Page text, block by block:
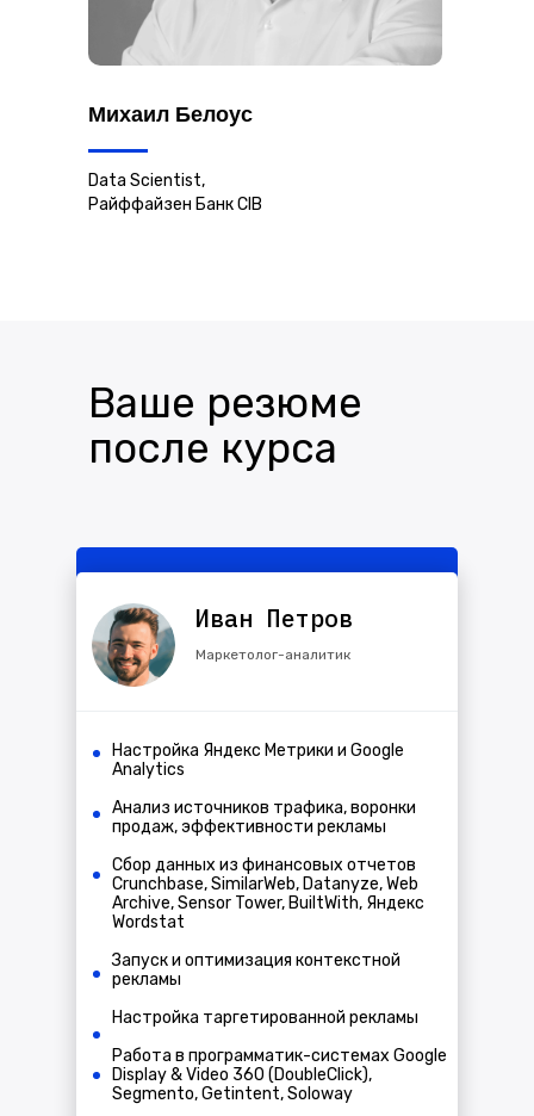
Михаил Белоус
Data Scientist,
Райффайзен Банк CIB
Ваше резюме
после курса
Иван Петров
Маркетолог-аналитик
Настройка Яндекс Метрики и Google
Analytics
Анализ источников трафика, воронки
продаж, эффективности рекламы
Сбор данных из финансовых отчетов
Crunchbase, SimilarWeb, Datanyze, Web
Archive, Sensor Tower, BuiltWith, Яндекс
Wordstat
Запуск и оптимизация контекстной
рекламы
Настройка таргетированной рекламы
Работа в программатик-системах Google
Display & Video 360 (DoubleClick),
Segmento, Getintent, Soloway